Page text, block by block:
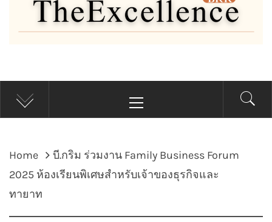
THE EXCELLENCE BKK
Menu
Home
บี.กริม ร่วมงาน Family Business Forum
2025 ห้องเรียนพิเศษสำหรับเจ้าของธุรกิจและ
ทายาท